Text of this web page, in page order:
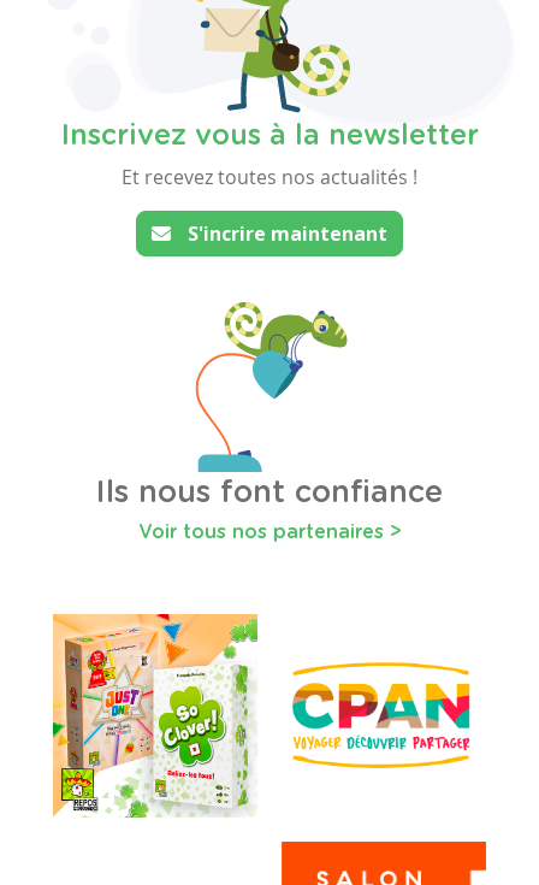
Inscrivez vous à la newsletter
Et recevez toutes nos actualités !
S'incrire maintenant
Ils nous font confiance
Voir tous nos partenaires >